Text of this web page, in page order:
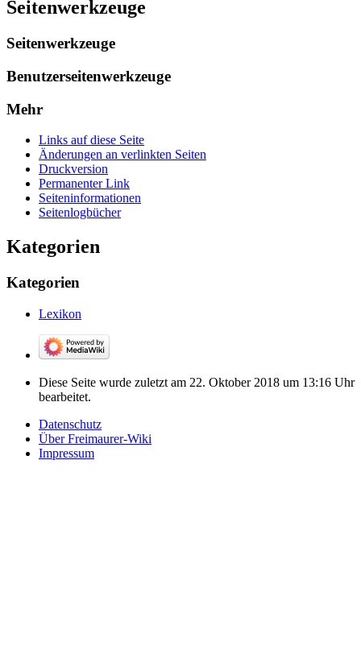
Seitenwerkzeuge
Seitenwerkzeuge
Benutzerseitenwerkzeuge
Mehr
Links auf diese Seite
Änderungen an verlinkten Seiten
Druckversion
Permanenter Link
Seiten­­informationen
Seitenlogbücher
Kategorien
Kategorien
Lexikon
Diese Seite wurde zuletzt am 22. Oktober 2018 um 13:16 Uhr
bearbeitet.
Datenschutz
Über Freimaurer-Wiki
Impressum